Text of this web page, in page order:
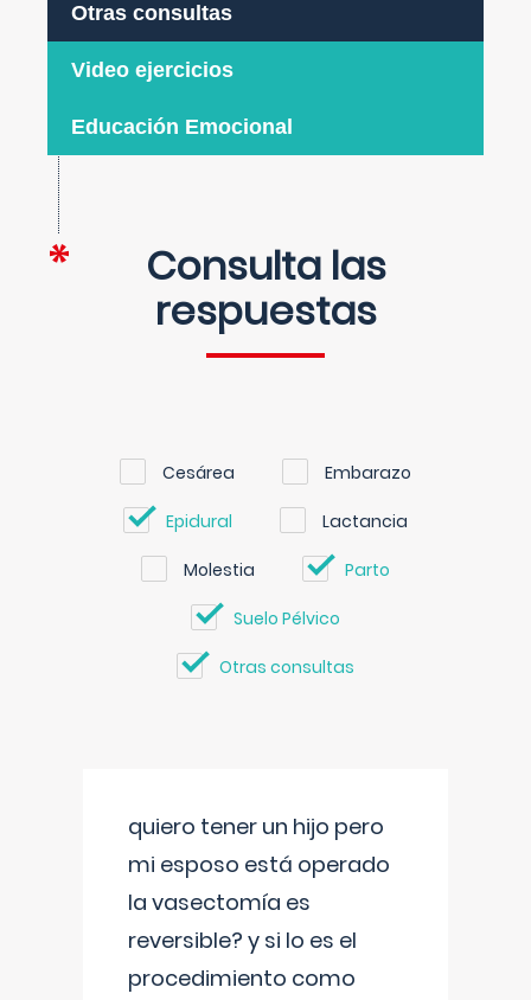
Otras consultas
Video ejercicios
Educación Emocional
Consulta las
respuestas
Cesárea Embarazo
Epidural Lactancia
Molestia Parto
Suelo Pélvico
Otras consultas
quiero tener un hijo pero
mi esposo está operado
la vasectomía es
reversible? y si lo es el
procedimiento como